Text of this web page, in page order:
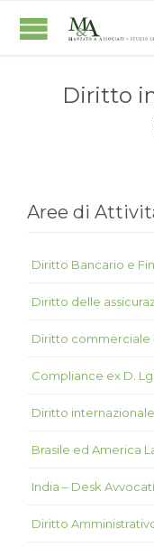
Diritto
Aree di
Diritto Bancario e
Diritto delle
Diritto commerciale
Compliance ex D.
Diritto
Brasile ed America
India – Desk Avvocati
Diritto